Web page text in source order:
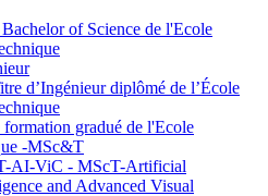
of Science de l'Ecole
d’Ingénieur diplômé de l’École
gradué de l'Ecole
-MSc&T
AI-ViC - MScT-Artificial
and Advanced Visual